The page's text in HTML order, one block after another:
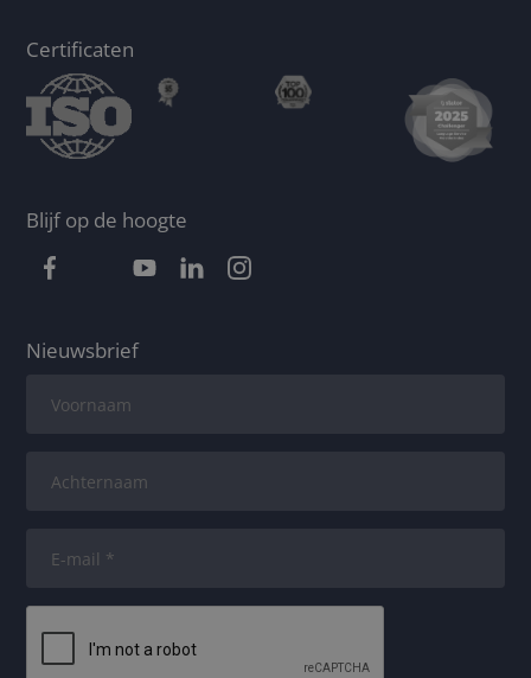
Certificaten
Blijf op de hoogte
Nieuwsbrief